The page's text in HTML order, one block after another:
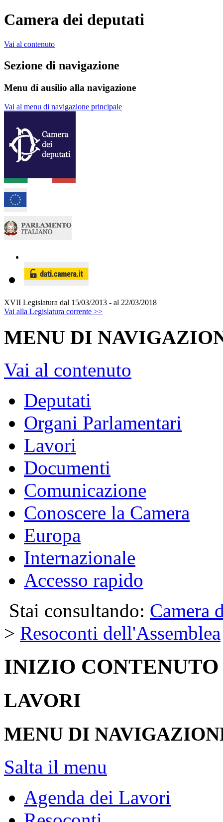
Camera dei deputati
Vai al contenuto
Sezione di navigazione
Menu di ausilio alla navigazione
Vai al menu di navigazione principale
XVII Legislatura dal 15/03/2013 - al 22/03/2018
Vai alla Legislatura corrente >>
MENU DI
Vai al contenuto
Deputati
Organi Parlamentari
Lavori
Documenti
Comunicazione
Conoscere la Camera
Europa
Internazionale
Accesso rapido
Stai consultando: Camera
> Resoconti dell'Assemblea
INIZIO CONTENUTO
LAVORI
MENU DI
Salta il menu
Agenda dei Lavori